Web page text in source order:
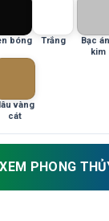
bóng Trắng
Bạc
kim
vàng
cát
XEM PHONG